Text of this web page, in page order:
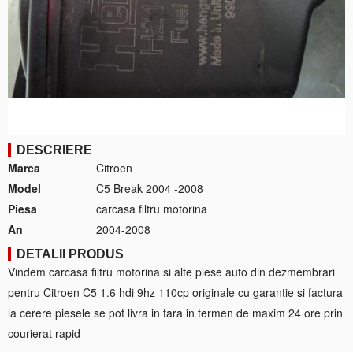
DESCRIERE
Marca
Citroen
Model
C5 Break 2004 -2008
Piesa
carcasa filtru motorina
An
2004-2008
DETALII PRODUS
Vindem carcasa filtru motorina si alte piese auto din dezmembrari
pentru Citroen C5 1.6 hdi 9hz 110cp originale cu garantie si factura
la cerere piesele se pot livra in tara in termen de maxim 24 ore prin
courierat rapid